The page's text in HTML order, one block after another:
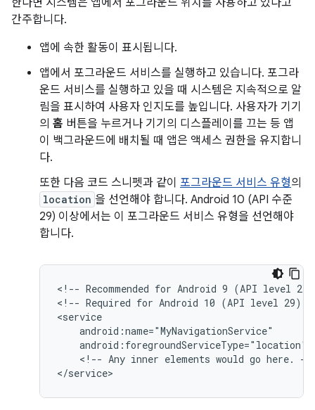
한다면 시스템은 앱에서 포그라운드 위치를 사용하고 있다고
간주합니다.
앱에 속한 활동이 표시됩니다.
앱에서 포그라운드 서비스를 실행하고 있습니다. 포그라
운드 서비스를 실행하고 있을 때 시스템은 지속적으로 알
림을 표시하여 사용자 인지도를 높입니다. 사용자가 기기
의 홈 버튼을 누르거나 기기의 디스플레이를 끄는 등 앱
이 백그라운드에 배치될 때 앱은 액세스 권한을 유지합니
다.
또한 다음 코드 스니펫과 같이 포그라운드 서비스 유형의
location 을 선언해야 합니다. Android 10 (API 수준
29) 이상에서는 이 포그라운드 서비스 유형을 선언해야
합니다.
<!-- Recommended for Android 9 (API level 28)
<!-- Required for Android 10 (API level 29)
android:foregroundServiceType="location"
<!-- Any inner elements would go here.
--